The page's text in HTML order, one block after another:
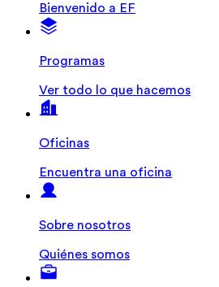
Bienvenido a EF
Programas
Ver todo lo que hacemos
Oficinas
Encuentra una oficina
Sobre nosotros
Quiénes somos